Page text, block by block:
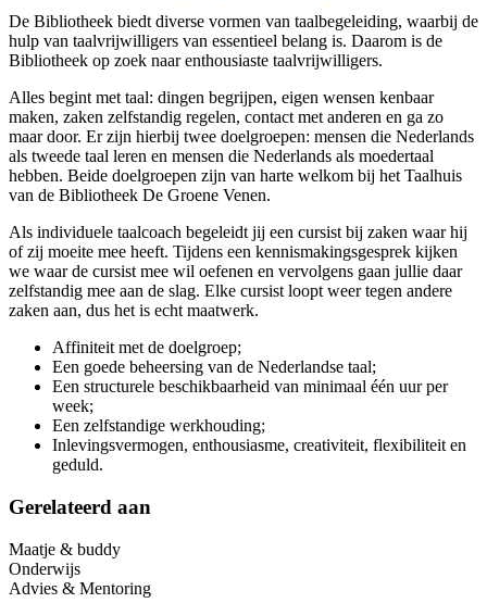
De Bibliotheek biedt diverse vormen van taalbegeleiding, waarbij de
hulp van taalvrijwilligers van essentieel belang is. Daarom is de
Bibliotheek op zoek naar enthousiaste taalvrijwilligers.
Alles begint met taal: dingen begrijpen, eigen wensen kenbaar
maken, zaken zelfstandig regelen, contact met anderen en ga zo
maar door. Er zijn hierbij twee doelgroepen: mensen die Nederlands
als tweede taal leren en mensen die Nederlands als moedertaal
hebben. Beide doelgroepen zijn van harte welkom bij het Taalhuis
van de Bibliotheek De Groene Venen.
Als individuele taalcoach begeleidt jij een cursist bij zaken waar hij
of zij moeite mee heeft. Tijdens een kennismakingsgesprek kijken
we waar de cursist mee wil oefenen en vervolgens gaan jullie daar
zelfstandig mee aan de slag. Elke cursist loopt weer tegen andere
zaken aan, dus het is echt maatwerk.
Affiniteit met de doelgroep;
Een goede beheersing van de Nederlandse taal;
Een structurele beschikbaarheid van minimaal één uur per
week;
Een zelfstandige werkhouding;
Inlevingsvermogen, enthousiasme, creativiteit, flexibiliteit en
geduld.
Gerelateerd aan
Maatje & buddy
Onderwijs
Advies & Mentoring